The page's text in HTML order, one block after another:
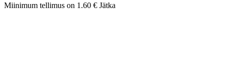
Miinimum tellimus on 1.60 € Jätka